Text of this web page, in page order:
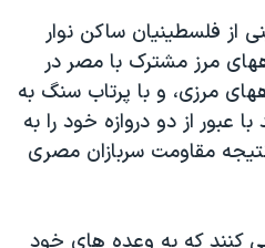
فلسطينيان ساکن نوار
مرز مشترک با مصر در
مرزی، و با پرتاب سنگ به
عبور از دو دروازه خود را به
نتيجه مقاومت سربازان مصری
کنند که به وعده های خود